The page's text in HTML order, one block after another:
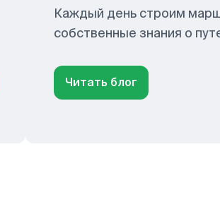
Каждый день строим
собственные знания о
Читать блог